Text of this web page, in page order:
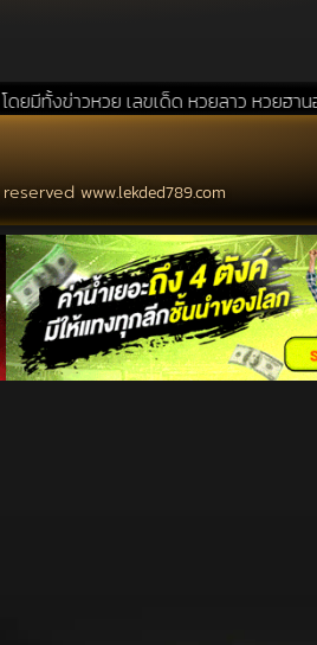
ยมีทั้งข่าวหวย เลขเด็ด หวยลาว หวย
www.lekded789.com